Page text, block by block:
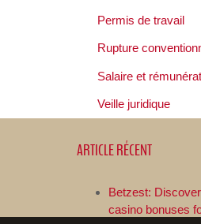
Permis de travail
Rupture
Salaire et
Veille juridique
ARTICLE RÉCENT
Betzest:
casino bonuses